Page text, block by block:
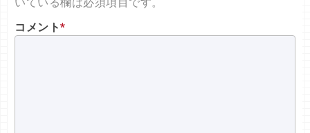
コメント*